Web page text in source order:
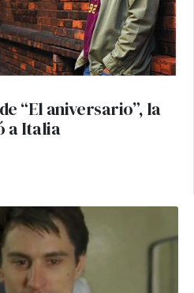
“El aniversario”, la
a Italia